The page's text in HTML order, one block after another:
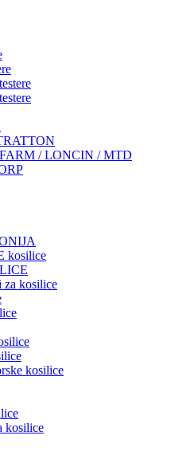
/ LONCIN / MTD
kosilice
za kosilice
kosilice
kosilice